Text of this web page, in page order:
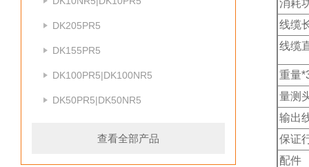
DK205PR5
DK155PR5
DK100PR5|DK100NR5
DK50PR5|DK50NR5
查看全部产品
消耗
线缆
线缆
重量
量测
输出
保证
配件